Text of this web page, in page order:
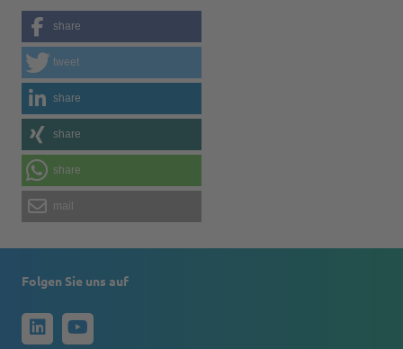
share
tweet
share
share
share
mail
Folgen Sie uns auf